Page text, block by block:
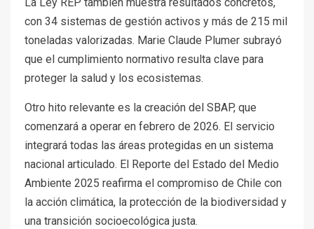
La Ley REP también muestra resultados concretos,
con 34 sistemas de gestión activos y más de 215 mil
toneladas valorizadas. Marie Claude Plumer subrayó
que el cumplimiento normativo resulta clave para
proteger la salud y los ecosistemas.
Otro hito relevante es la creación del SBAP, que
comenzará a operar en febrero de 2026. El servicio
integrará todas las áreas protegidas en un sistema
nacional articulado. El Reporte del Estado del Medio
Ambiente 2025 reafirma el compromiso de Chile con
la acción climática, la protección de la biodiversidad y
una transición socioecológica justa.